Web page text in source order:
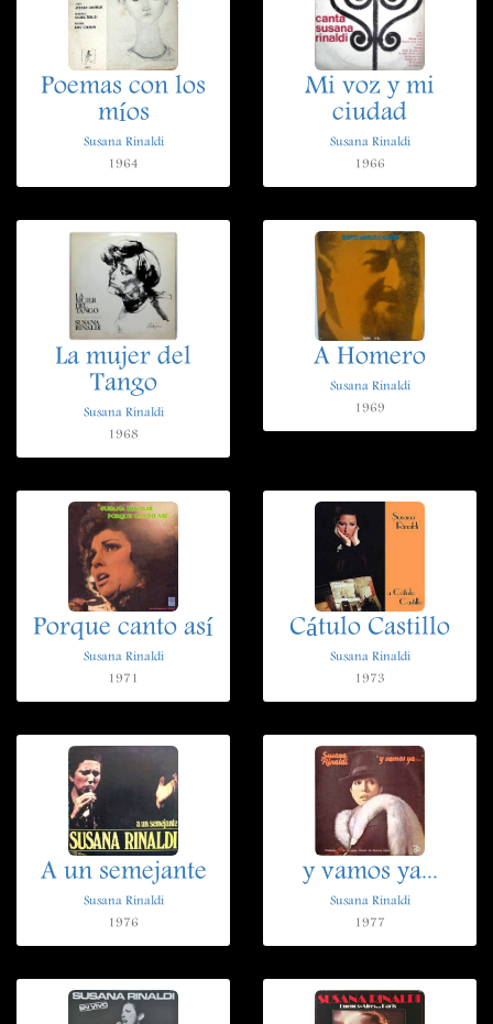
Poemas con los
míos
Susana Rinaldi
1964
Mi voz y mi
ciudad
Susana Rinaldi
1966
La mujer del
Tango
Susana Rinaldi
1968
A Homero
Susana Rinaldi
1969
Porque canto así
Susana Rinaldi
1971
Cátulo Castillo
Susana Rinaldi
1973
A un semejante
Susana Rinaldi
1976
y vamos ya...
Susana Rinaldi
1977